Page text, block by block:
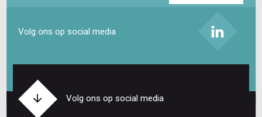
Volg ons op social media
Volg ons op social media